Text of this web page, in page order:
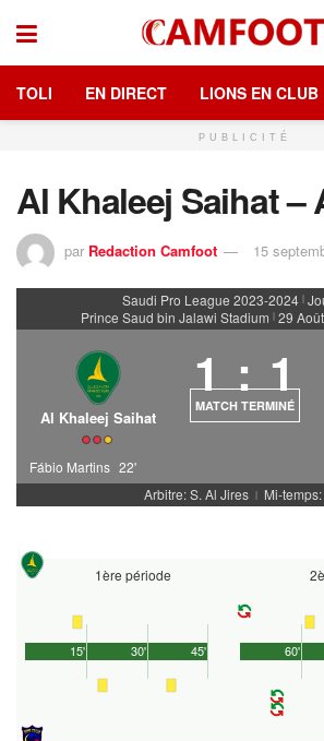
TOLI EN DIRECT LIONS EN CLUB
PUBLICITÉ
Al Khaleej Saihat –
par Redaction Camfoot 15
Saudi Pro League 2023-2024 |
Prince Saud bin Jalawi Stadium | 29
Al Khaleej Saihat
1 : 1
MATCH TERMINÉ
Fábio Martins 22'
Arbitre: S. Al Jires | Mi-
1ère période
45'
15' 30' 60'